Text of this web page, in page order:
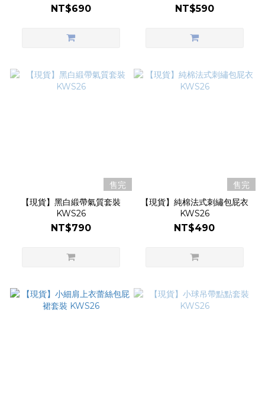
NT$690 NT$590
售完
【現貨】黑白緞帶氣質套裝
KWS26
NT$790
售完
【現貨】純棉法式刺繡包屁衣
KWS26
NT$490